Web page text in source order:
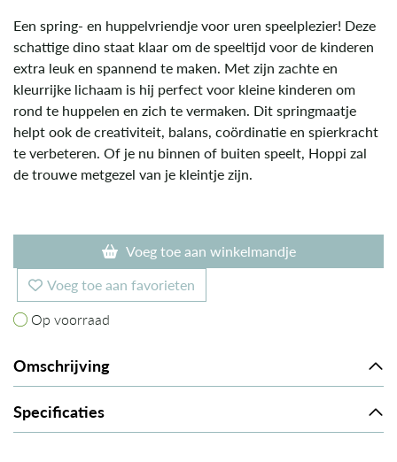
Een spring- en huppelvriendje voor uren speelplezier! Deze
schattige dino staat klaar om de speeltijd voor de kinderen
extra leuk en spannend te maken. Met zijn zachte en
kleurrijke lichaam is hij perfect voor kleine kinderen om
rond te huppelen en zich te vermaken. Dit springmaatje
helpt ook de creativiteit, balans, coördinatie en spierkracht
te verbeteren. Of je nu binnen of buiten speelt, Hoppi zal
de trouwe metgezel van je kleintje zijn.
Voeg toe aan winkelmandje
Voeg toe aan favorieten
Op voorraad
Op voorraad
Omschrijving
Specificaties